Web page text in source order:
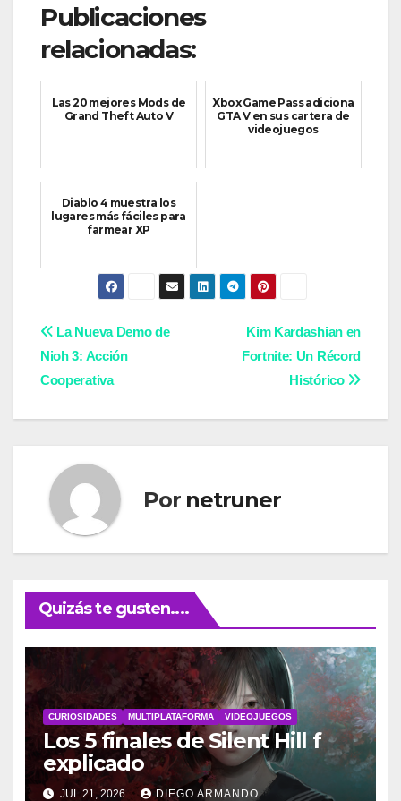
Publicaciones
relacionadas:
Las 20 mejores Mods de
Grand Theft Auto V
Xbox Game Pass adiciona
GTA V en sus cartera de
videojuegos
Diablo 4 muestra los
lugares más fáciles para
farmear XP
Navegación
de
entradas
Kim Kardashian en
Fortnite: Un Récord
Histórico
La Nueva Demo de
Nioh 3: Acción
Cooperativa
Por netruner
Quizás te gusten....
CURIOSIDADES MULTIPLATAFORMA VIDEOJUEGOS
Los 5 finales de Silent Hill f
explicado
JUL 21, 2026 DIEGO ARMANDO